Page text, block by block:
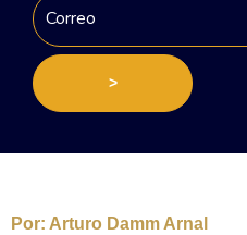
>
Por: Arturo Damm Arnal